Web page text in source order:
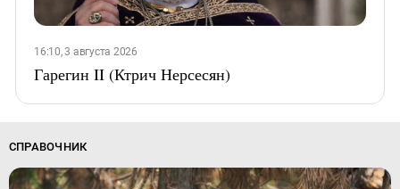
16:10, 3 августа 2026
Гарегин II (Ктрич Нерсесян)
СПРАВОЧНИК